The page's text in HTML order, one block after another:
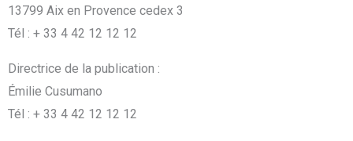
13799 Aix en Provence cedex 3
Tél : + 33 4 42 12 12 12
Directrice de la publication :
Émilie Cusumano
Tél : + 33 4 42 12 12 12